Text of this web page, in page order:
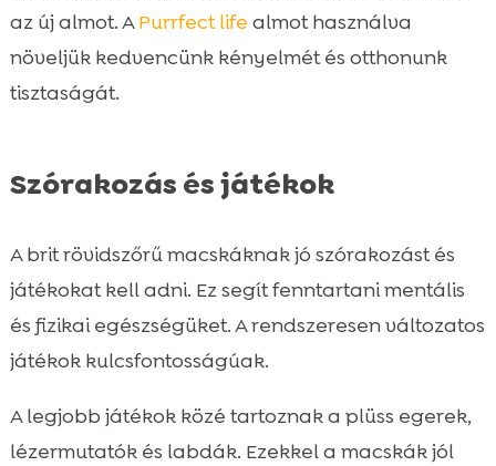
az új almot. APurrfect life almot használva
növeljük kedvencünk kényelmét és otthonunk
tisztaságát.
Szórakozás és játékok
A brit rövidszőrű macskáknak jó szórakozást és
játékokat kell adni. Ez segít fenntartani mentális
és fizikai egészségüket. A rendszeresen változatos
játékok kulcsfontosságúak.
A legjobb játékok közé tartoznak a plüss egerek,
lézermutatók és labdák. Ezekkel a macskák jól